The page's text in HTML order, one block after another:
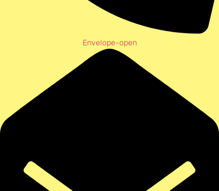
Envelope-open